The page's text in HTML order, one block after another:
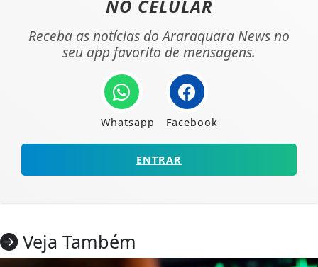
NO CELULAR
Receba as notícias do Araraquara News no
seu app favorito de mensagens.
Whatsapp Facebook
ENTRAR
Veja Também